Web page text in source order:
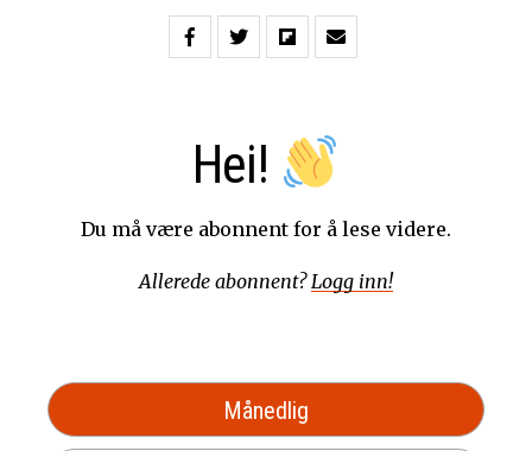
Hei!
Du må være abonnent for å lese videre.
Allerede abonnent? Logg inn!
Månedlig